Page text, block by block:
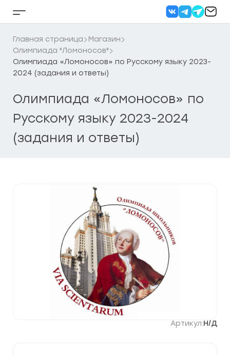
Кнопка
бокового
меню
Главная страница
Магазин
Олимпиада "Ломоносов"
Олимпиада «Ломоносов» по Русскому языку 2023-
2024 (задания и ответы)
Олимпиада «Ломоносов» по
Русскому языку 2023-2024
(задания и ответы)
Артикул:Н/Д